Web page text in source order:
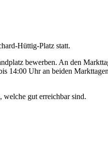
Hüttig-Platz statt.
bewerben. An den
14:00 Uhr an beiden
gut erreichbar sind.